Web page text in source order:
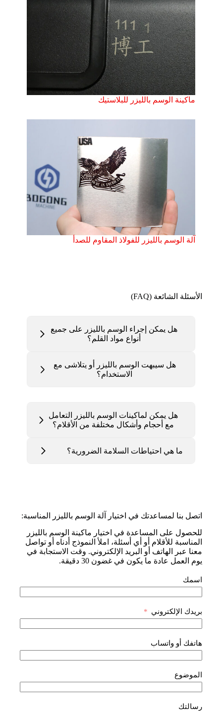
ماكينة الوسم بالليزر للبلاستيك
آلة الوسم بالليزر للفولاذ المقاوم للصدأ
الأسئلة الشائعة (FAQ)
هل يمكن إجراء الوسم بالليزر على جميع
أنواع مواد القلم؟
هل سيبهت الوسم بالليزر أو يتلاشى مع
الاستخدام؟
هل يمكن لماكينات الوسم بالليزر التعامل
مع أحجام وأشكال مختلفة من الأقلام؟
ما هي احتياطات السلامة الضرورية؟
اتصل بنا لمساعدتك في اختيار آلة الوسم بالليزر المناسبة:
للحصول على المساعدة في اختيار ماكينة الوسم بالليزر
المناسبة للأقلام أو أي أسئلة، املأ النموذج أدناه أو تواصل
معنا عبر الهاتف أو البريد الإلكتروني. وقت الاستجابة في
يوم العمل عادة ما يكون في غضون 30 دقيقة.
اسمك
بريدك الإلكتروني
هاتفك أو واتساب
الموضوع
رسالتك